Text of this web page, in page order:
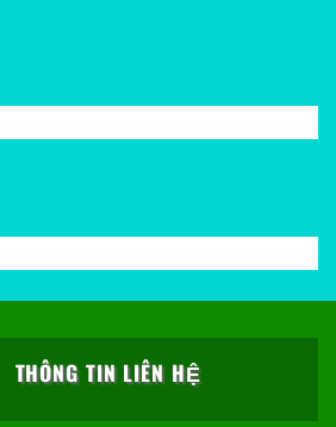
THÔNG TIN LIÊN HỆ